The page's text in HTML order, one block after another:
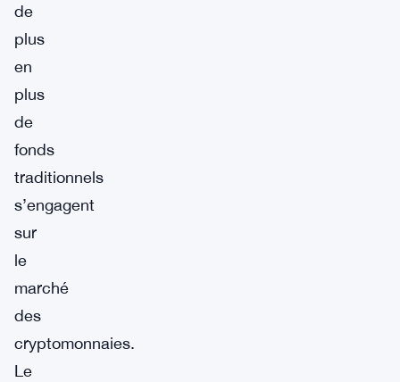
de
plus
en
plus
de
fonds
traditionnels
s’engagent
sur
le
marché
des
cryptomonnaies.
Le